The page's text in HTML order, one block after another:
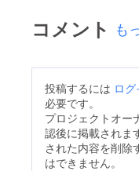
コメント も
投稿するには ロ
必要です。
プロジェクトオー
認後に掲載されま
された内容を削除
はできません。